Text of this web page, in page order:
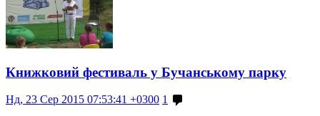
Книжковий фестиваль у Бучанському парку
Нд, 23 Сер 2015 07:53:41 +0300 1